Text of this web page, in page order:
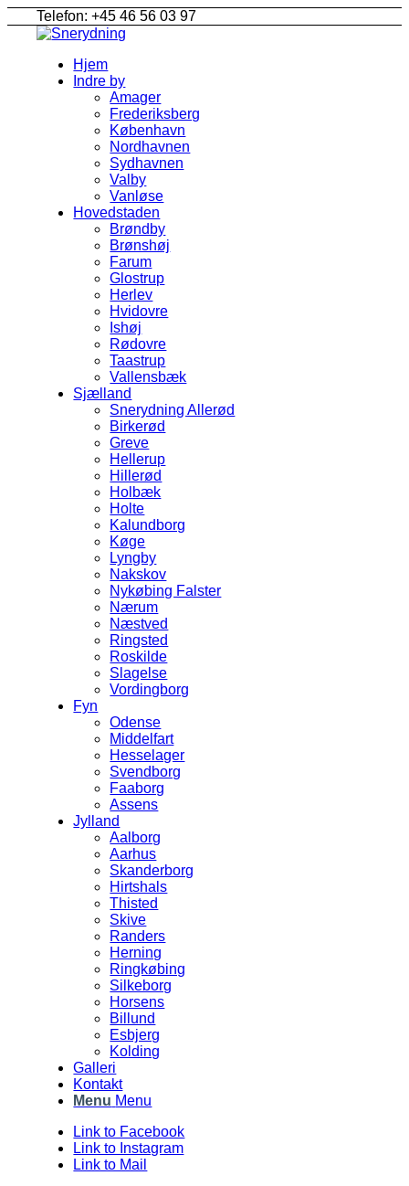
Telefon: +45 46 56 03 97
Hjem
Indre by
Amager
Frederiksberg
København
Nordhavnen
Sydhavnen
Valby
Vanløse
Hovedstaden
Brøndby
Brønshøj
Farum
Glostrup
Herlev
Hvidovre
Ishøj
Rødovre
Taastrup
Vallensbæk
Sjælland
Snerydning Allerød
Birkerød
Greve
Hellerup
Hillerød
Holbæk
Holte
Kalundborg
Køge
Lyngby
Nakskov
Nykøbing Falster
Nærum
Næstved
Ringsted
Roskilde
Slagelse
Vordingborg
Fyn
Odense
Middelfart
Hesselager
Svendborg
Faaborg
Assens
Jylland
Aalborg
Aarhus
Skanderborg
Hirtshals
Thisted
Skive
Randers
Herning
Ringkøbing
Silkeborg
Horsens
Billund
Esbjerg
Kolding
Galleri
Kontakt
Menu Menu
Link to Facebook
Link to Instagram
Link to Mail